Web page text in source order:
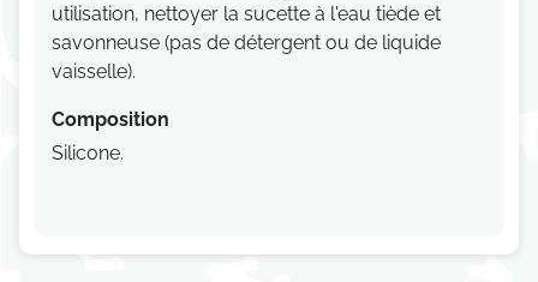
utilisation, nettoyer la sucette à l'eau tiède et
savonneuse (pas de détergent ou de liquide
vaisselle).
Composition
Silicone.